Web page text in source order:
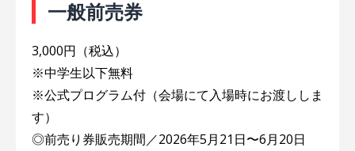
一般前売券
3,000円（税込）
※中学生以下無料
※公式プログラム付（会場にて入場時にお渡ししま
す）
◎前売り券販売期間／2026年5月21日〜6月20日